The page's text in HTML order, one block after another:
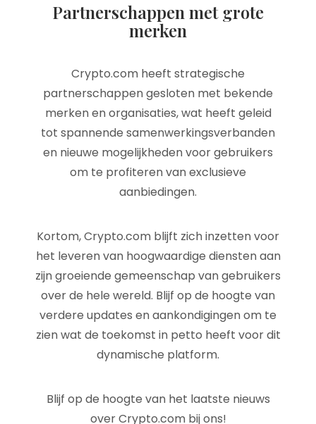
Partnerschappen met grote
merken
Crypto.com heeft strategische
partnerschappen gesloten met bekende
merken en organisaties, wat heeft geleid
tot spannende samenwerkingsverbanden
en nieuwe mogelijkheden voor gebruikers
om te profiteren van exclusieve
aanbiedingen.
Kortom, Crypto.com blijft zich inzetten voor
het leveren van hoogwaardige diensten aan
zijn groeiende gemeenschap van gebruikers
over de hele wereld. Blijf op de hoogte van
verdere updates en aankondigingen om te
zien wat de toekomst in petto heeft voor dit
dynamische platform.
Blijf op de hoogte van het laatste nieuws
over Crypto.com bij ons!